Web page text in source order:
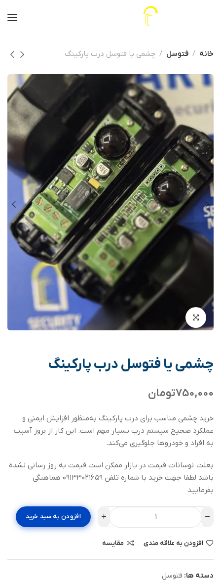
خانه فتوسل چشمی یا فتوسل درب پارکینگ
چشمی یا فتوسل درب پارکینگ
750,000تومان
خرید چشمی مناسب برای درب پارکینگ به‌منظور افزایش ایمنی و
عملکرد صحیح سیستم درب بسیار مهم است. این کار از بروز آسیب
به افراد و خودروها جلوگیری می‌کند.
بعلت نوسانات قیمت در بازار ممکن است قیمت به روز رسانی نشده
باشد لطفا جهت خرید با شماره تلفن ۰۹۱۳۳۰۲۱۶۵۹ هماهنگی
بفرمایید
افزودن به سبد خرید
افزودن به علاقه مندی مقایسه
دسته ها: فتوسل